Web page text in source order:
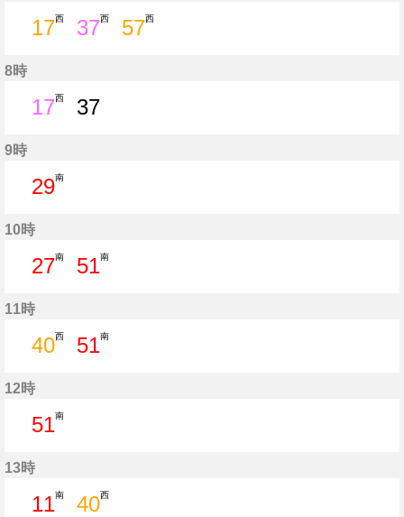
17西
37西
57西
8時
17西
37
9時
29南
10時
27南
51南
11時
40西
51南
12時
51南
13時
11南
40西